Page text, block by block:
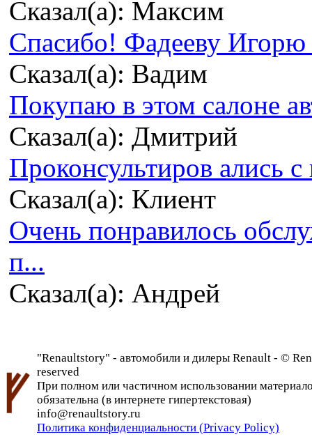
Сказал(а): Максим
Спасибо! Фадееву Игорю
Сказал(а): Вадим
Покупаю в этом салоне
Сказал(а): Дмитрий
Проконсультиров ались
Сказал(а): Клиент
Очень понравилось
п...
Сказал(а): Андрей
"Renaultstory" - автомобили и дилеры Renault - ©
reserved
При полном или частичном использовании
обязательна (в интернете гипертекстовая)
info@renaultstory.ru
Политика конфиденциальности (Privacy Policy)